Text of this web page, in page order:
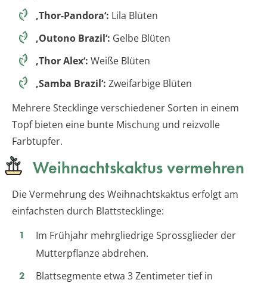
‚Thor-Pandora‘: Lila Blüten
‚Outono Brazil‘: Gelbe Blüten
‚Thor Alex‘: Weiße Blüten
‚Samba Brazil‘: Zweifarbige Blüten
Mehrere Stecklinge verschiedener Sorten in einem
Topf bieten eine bunte Mischung und reizvolle
Farbtupfer.
Weihnachtskaktus vermehren
Die Vermehrung des Weihnachtskaktus erfolgt am
einfachsten durch Blattstecklinge:
Im Frühjahr mehrgliedrige Sprossglieder der
Mutterpflanze abdrehen.
Blattsegmente etwa 3 Zentimeter tief in